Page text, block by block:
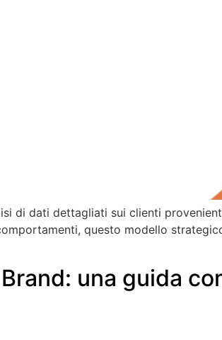
di dati dettagliati sui clienti
questo modello
una guida